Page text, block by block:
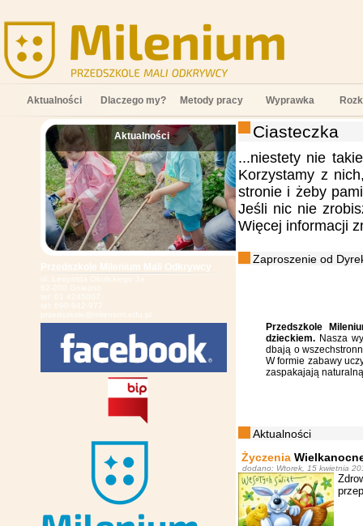
Aktualności Dlaczego my? Metody pracy Wyprawka
Aktualności
Przedszkole Milenium Mali Odkrywcy
ul. Leopolda Okulickiego 3a
62-200 Gniezno
tel: 61 4245007
tel: 690-942-977
przedszkole@milenium.edu.pl
Ciasteczka
...niestety nie
Korzystamy z
stronie i żeby
Jeśli nic nie
Więcej informacji
Zaproszenie od
Przedszkole
dzieckiem. Nasza
dbają o
W formie zabawy
zaspakajają
Aktualności
Życzenia
dodano: Wtorek, 15 kwietnia